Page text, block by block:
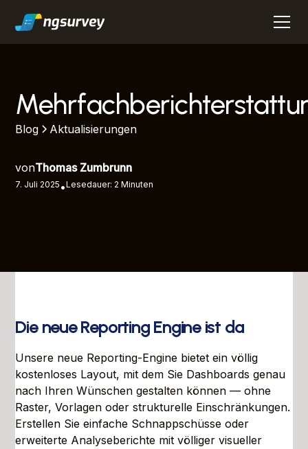
Blog Aktualisierungen
vonThomas Zumbrunn
7. Juli 2025 •Lesedauer: 2 Minuten
Die neue Reporting Engine ist da
Unsere neue Reporting-Engine bietet ein völlig
kostenloses Layout, mit dem Sie Dashboards genau
nach Ihren Wünschen gestalten können — ohne
Raster, Vorlagen oder strukturelle Einschränkungen.
Erstellen Sie einfache Schnappschüsse oder
erweiterte Analyseberichte mit völliger visueller